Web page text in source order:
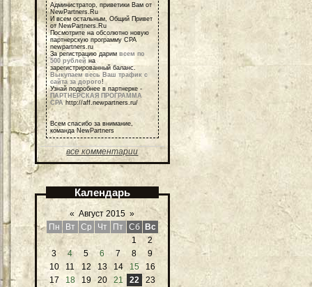
Администратор, приветики Вам от
NewPartners.Ru
И всем остальным, Общий Привет
от NewPartners.Ru
Посмотрите на обсолютно новую
партнерскую программу СРА
newpartners.ru
За регистрацию дарим всем по
500 рублей на
зарегистрированный баланс.
Выкупаем весь Ваш трафик с
сайта за дорого!
Узнай подробнее в партнерке -
ПАРТНЕРСКАЯ ПРОГРАММА
СРАhttp://aff.newpartners.ru/
Всем спасибо за внимание,
команда NewPartners
все комментарии
Календарь
« Август 2015 »
Пн
Вт Ср Чт Пт Сб Вс
1
2
3
4 5 6 7 8
9
10
11 12 13 14 15
16
17
18 19 20 21 22
23